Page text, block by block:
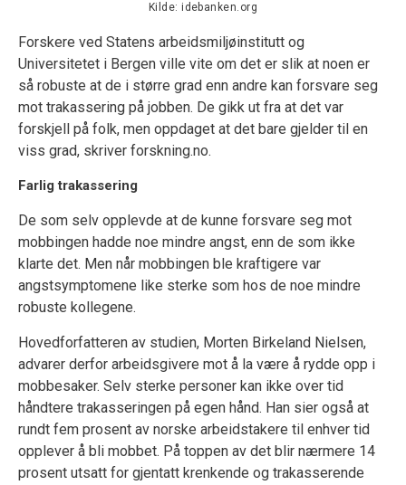
Kilde: idebanken.org
Forskere ved Statens arbeidsmiljøinstitutt og
Universitetet i Bergen ville vite om det er slik at noen er
så robuste at de i større grad enn andre kan forsvare seg
mot trakassering på jobben. De gikk ut fra at det var
forskjell på folk, men oppdaget at det bare gjelder til en
viss grad, skriver forskning.no.
Farlig trakassering
De som selv opplevde at de kunne forsvare seg mot
mobbingen hadde noe mindre angst, enn de som ikke
klarte det. Men når mobbingen ble kraftigere var
angstsymptomene like sterke som hos de noe mindre
robuste kollegene.
Hovedforfatteren av studien, Morten Birkeland Nielsen,
advarer derfor arbeidsgivere mot å la være å rydde opp i
mobbesaker. Selv sterke personer kan ikke over tid
håndtere trakasseringen på egen hånd. Han sier også at
rundt fem prosent av norske arbeidstakere til enhver tid
opplever å bli mobbet. På toppen av det blir nærmere 14
prosent utsatt for gjentatt krenkende og trakasserende